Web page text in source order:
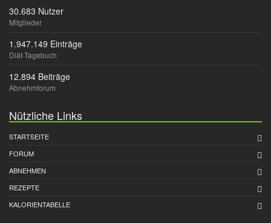
30.683 Nutzer
Mitglieder
1.947.149 Einträge
Diät-Tagebuch
12.894 Beiträge
Abnehmforum
Nützliche Links
STARTSEITE
FORUM
ABNEHMEN
REZEPTE
KALORIENTABELLE